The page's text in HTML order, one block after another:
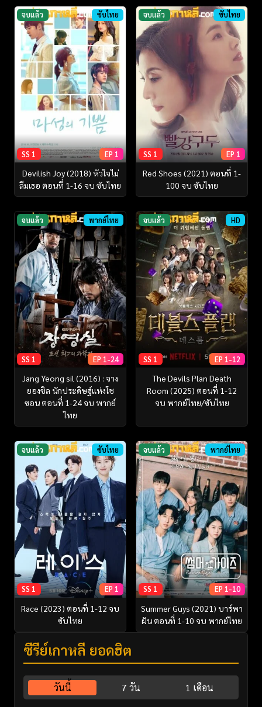
จบแล้ว ซับไทย
SS 1 EP 1
Devilish Joy (2018) หัวใจไม่
ลืมเธอ ตอนที่ 1-16 จบ ซับไทย
จบแล้ว ซับไทย
SS 1 EP 1
Red Shoes (2021) ตอนที่ 1-
100 จบ ซับไทย
จบแล้ว พากย์ไทย
SS 1 EP 1-24
Jang Yeong sil (2016) : จาง
ยองชิล นักประดิษฐ์แห่งโช
ซอน ตอนที่ 1-24 จบ พากย์
ไทย
จบแล้ว HD
SS 1 EP 1-12
The Devils Plan Death
Room (2025) ตอนที่ 1-12
จบ พากย์ไทย/ซับไทย
จบแล้ว ซับไทย
SS 1 EP 1
Race (2023) ตอนที่ 1-12 จบ
ซับไทย
จบแล้ว พากย์ไทย
SS 1 EP 1-10
Summer Guys (2021) บาร์พา
ฝัน ตอนที่ 1-10 จบ พากย์ไทย
ซีรี่ย์เกาหลี ยอดฮิต
วันนี้ 7 วัน 1 เดือน